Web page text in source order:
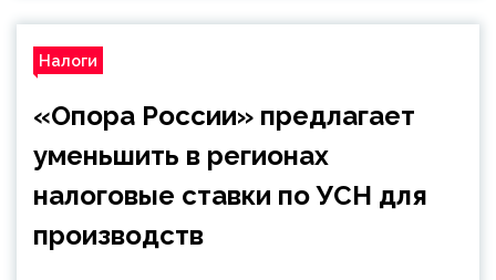
Налоги
«Опора России» предлагает
уменьшить в регионах
налоговые ставки по УСН для
производств